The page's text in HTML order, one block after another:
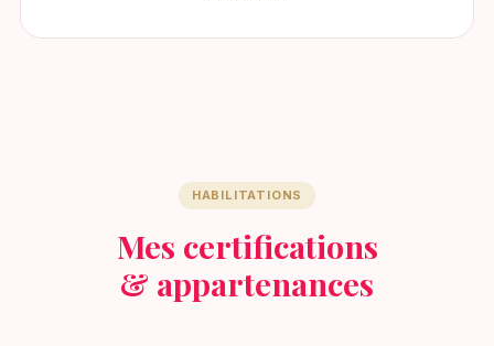
HABILITATIONS
Mes certifications
& appartenances